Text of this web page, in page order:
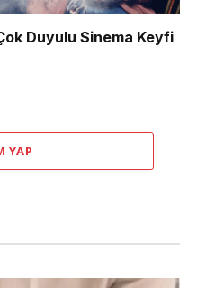
Duyulu Sinema Keyfi
YAP